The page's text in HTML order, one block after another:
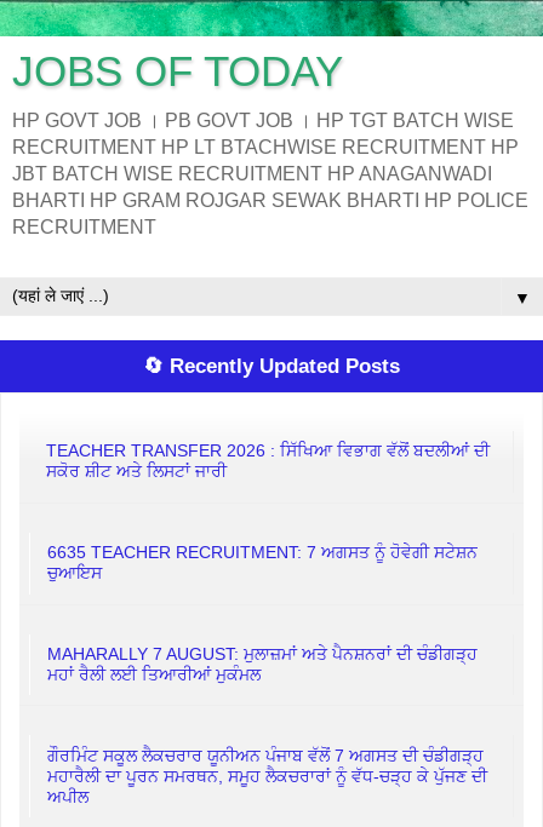
JOBS OF TODAY
HP GOVT JOB । PB GOVT JOB । HP TGT BATCH WISE
RECRUITMENT HP LT BTACHWISE RECRUITMENT HP
JBT BATCH WISE RECRUITMENT HP ANAGANWADI
BHARTI HP GRAM ROJGAR SEWAK BHARTI HP POLICE
RECRUITMENT
▼
🔄 Recently Updated Posts
TEACHER TRANSFER 2026 : ਸਿੱਖਿਆ ਵਿਭਾਗ ਵੱਲੋਂ ਬਦਲੀਆਂ ਦੀ
ਸਕੋਰ ਸ਼ੀਟ ਅਤੇ ਲਿਸਟਾਂ ਜਾਰੀ
6635 TEACHER RECRUITMENT: 7 ਅਗਸਤ ਨੂੰ ਹੋਵੇਗੀ ਸਟੇਸ਼ਨ
ਚੁਆਇਸ
MAHARALLY 7 AUGUST: ਮੁਲਾਜ਼ਮਾਂ ਅਤੇ ਪੈਨਸ਼ਨਰਾਂ ਦੀ ਚੰਡੀਗੜ੍ਹ
ਮਹਾਂ ਰੈਲੀ ਲਈ ਤਿਆਰੀਆਂ ਮੁਕੰਮਲ
ਗੌਰਮਿੰਟ ਸਕੂਲ ਲੈਕਚਰਾਰ ਯੂਨੀਅਨ ਪੰਜਾਬ ਵੱਲੋਂ 7 ਅਗਸਤ ਦੀ ਚੰਡੀਗੜ੍ਹ
ਮਹਾਰੈਲੀ ਦਾ ਪੂਰਨ ਸਮਰਥਨ, ਸਮੂਹ ਲੈਕਚਰਾਰਾਂ ਨੂੰ ਵੱਧ-ਚੜ੍ਹ ਕੇ ਪੁੱਜਣ ਦੀ
ਅਪੀਲ